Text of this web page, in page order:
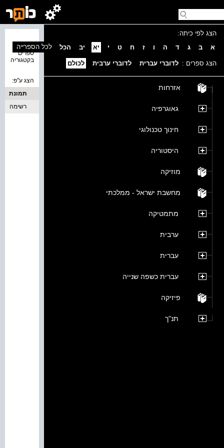
הצג לפי כיתה:
א
ב ג ד ה ו ז ח ט י יא יב הכל
הצג ספרים : לדוברי עברית לדוברי ערבית לכולם
אזרחות
גאוגרפיה
חינוך טכנולוגי
היסטוריה
מוזיקה
מחשבת ישראל - ממלכתי
מתמטיקה
ערבית
עברית
עברית כשפה שנייה
פיזיקה
תנ"ך
ספרים
בקטגוריה
לכל הספרייה
הצג ע''פ:
תמונת
כריכה
רשימה